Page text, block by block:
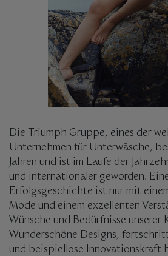
Die Triumph Gruppe, eines der
Unternehmen für Unterwäsche,
Jahren und ist im Laufe der
und internationaler geworden.
Erfolgsgeschichte ist nur mit
Mode und einem exzellenten
Wünsche und Bedürfnisse unserer
Wunderschöne Designs,
und beispiellose Innovationskraft